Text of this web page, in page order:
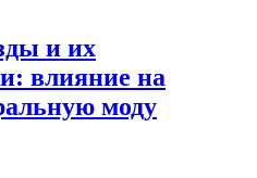
и их
влияние на
моду